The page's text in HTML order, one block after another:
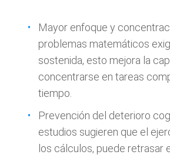
Mayor enfoque y
problemas matemáticos
sostenida, esto mejora la
concentrarse en tareas
tiempo.
Prevención del deterioro
estudios sugieren que el
los cálculos, puede retrasar